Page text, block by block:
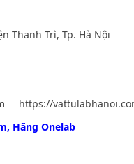
Thanh Trì, Tp. Hà Nội
https://
Hãng Onelab